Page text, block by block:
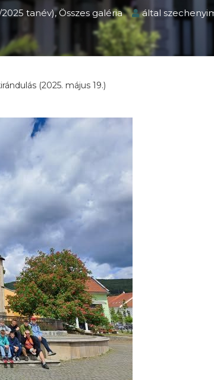
tanév),Összes galéria által
(2025. május 19.)